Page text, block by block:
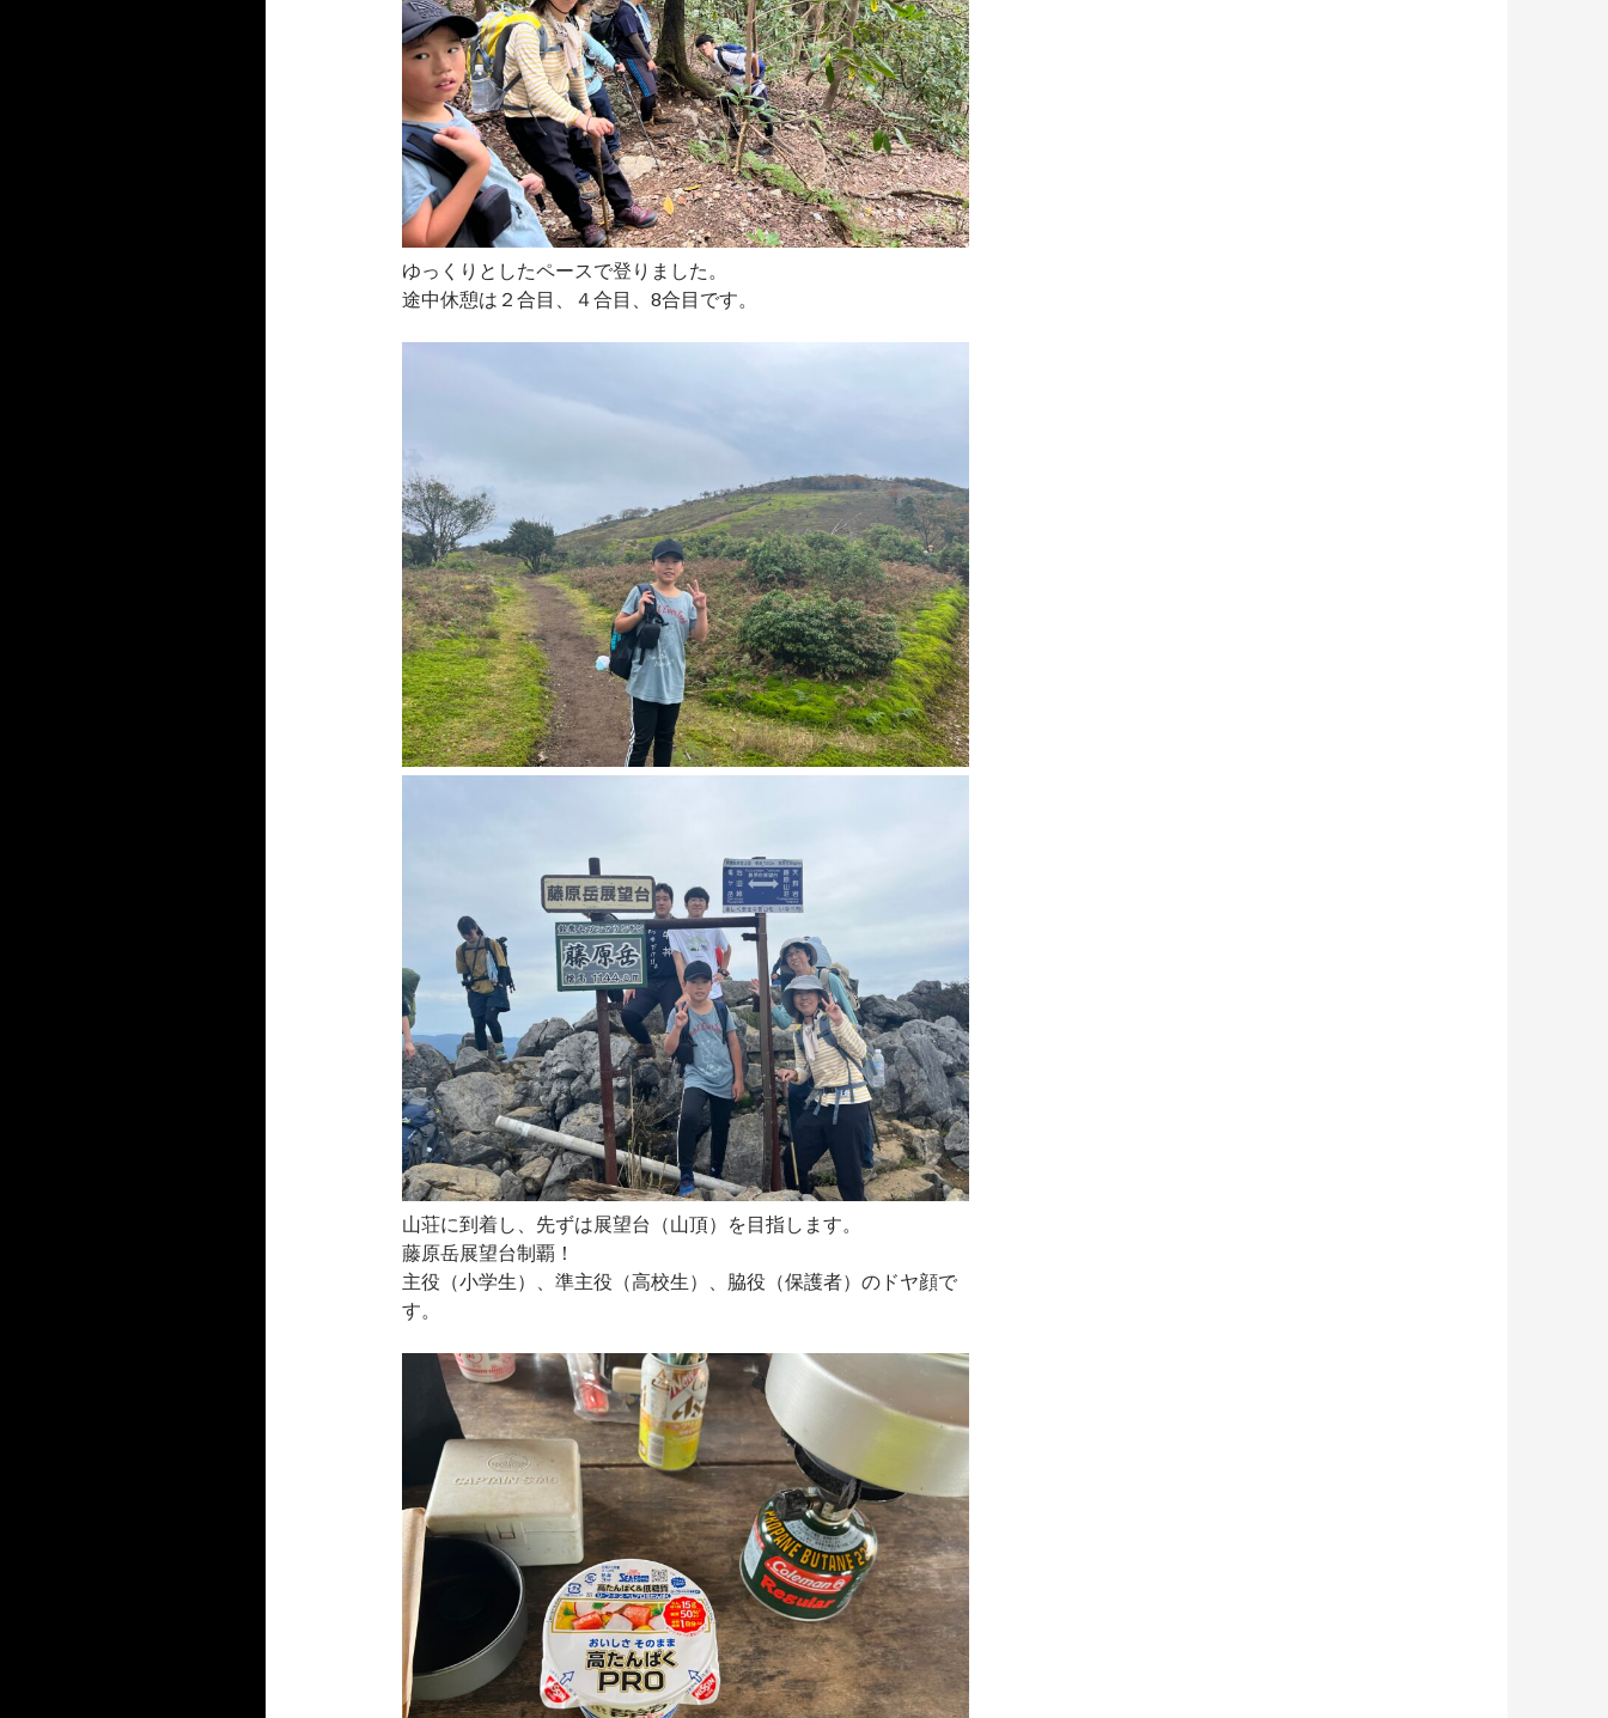
ゆっくりとしたペースで登りました。
途中休憩は２合目、４合目、8合目です。
山荘に到着し、先ずは展望台（山頂）を目指します。
藤原岳展望台制覇！
主役（小学生）、準主役（高校生）、脇役（保護者）のドヤ顔で
す。